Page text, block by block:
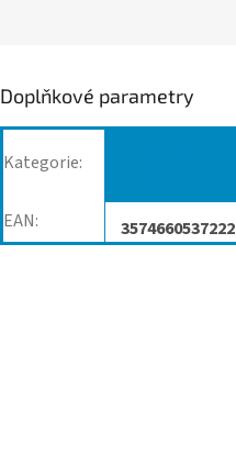
Doplňkové parametry
Kategorie:
EAN: 3574660537222